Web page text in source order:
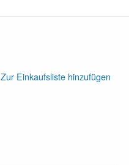
Zur Einkaufsliste hinzufügen